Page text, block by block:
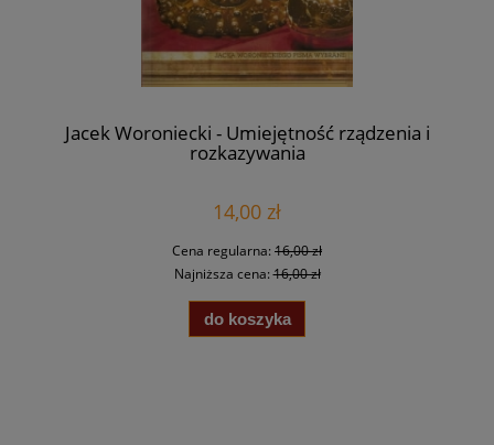
Jacek Woroniecki - Umiejętność rządzenia i
rozkazywania
14,00 zł
Cena regularna: 16,00 zł
Najniższa cena:16,00 zł
do koszyka